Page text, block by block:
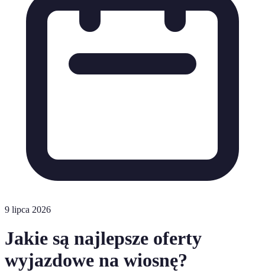
9 lipca 2026
Jakie są najlepsze oferty
wyjazdowe na wiosnę?